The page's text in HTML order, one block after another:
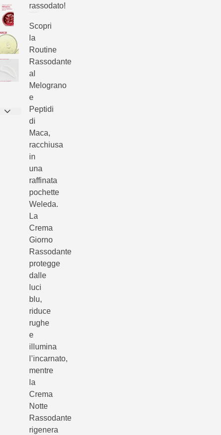
rassodato!
Scopri
la
Routine
Rassodante
al
Melograno
e
Peptidi
di
Maca,
racchiusa
in
una
raffinata
pochette
Weleda.
La
Crema
Giorno
Rassodante
protegge
dalle
luci
blu,
riduce
rughe
e
illumina
l’incarnato,
mentre
la
Crema
Notte
Rassodante
rigenera